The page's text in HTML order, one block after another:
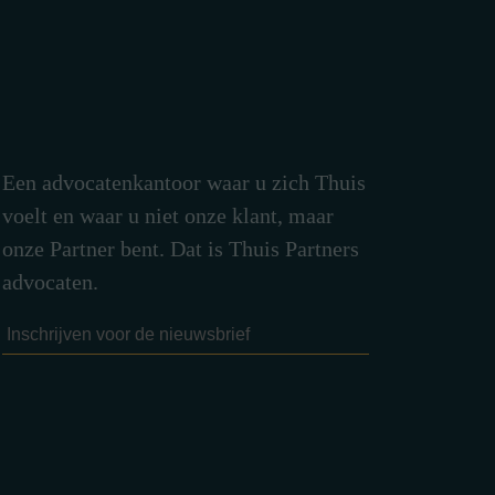
Een advocatenkantoor waar u zich Thuis
voelt en waar u niet onze klant, maar
onze Partner bent. Dat is Thuis Partners
advocaten.